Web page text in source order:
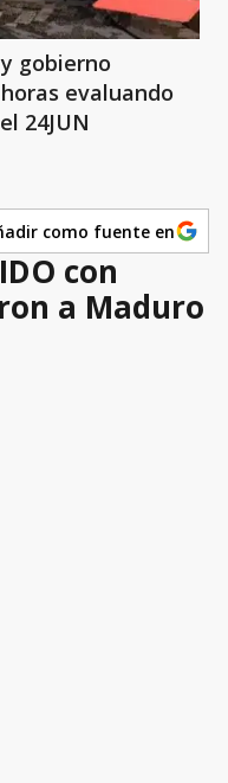
gobierno
evaluando
24JUN
como fuente en
con
a Maduro